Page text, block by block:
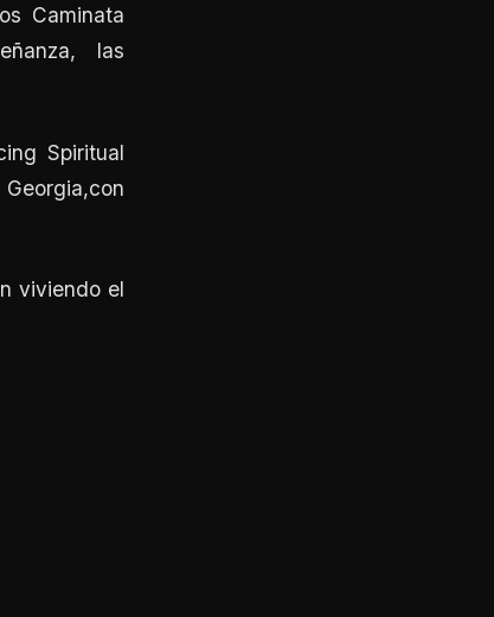
Caminata
las
Spiritual
viviendo el